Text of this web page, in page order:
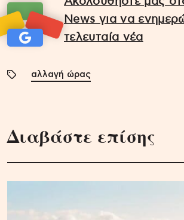
News για να
τελευταία νέα
αλλαγή ώρας
Διαβάστε επίσης